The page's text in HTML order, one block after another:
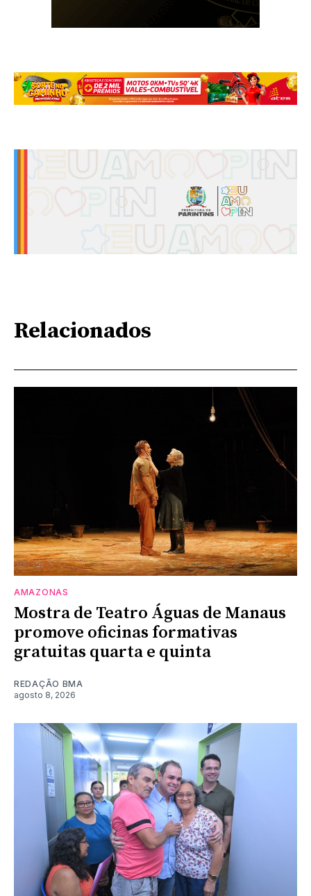
Relacionados
AMAZONAS
Mostra de Teatro Águas de Manaus
promove oficinas formativas
gratuitas quarta e quinta
REDAÇÃO BMA
agosto 8, 2026